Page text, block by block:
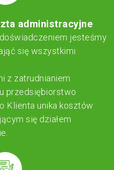
administracyjne
jesteśmy
się wszystkimi
z zatrudnianiem
przedsiębiorstwo
Klienta unika kosztów
się działem